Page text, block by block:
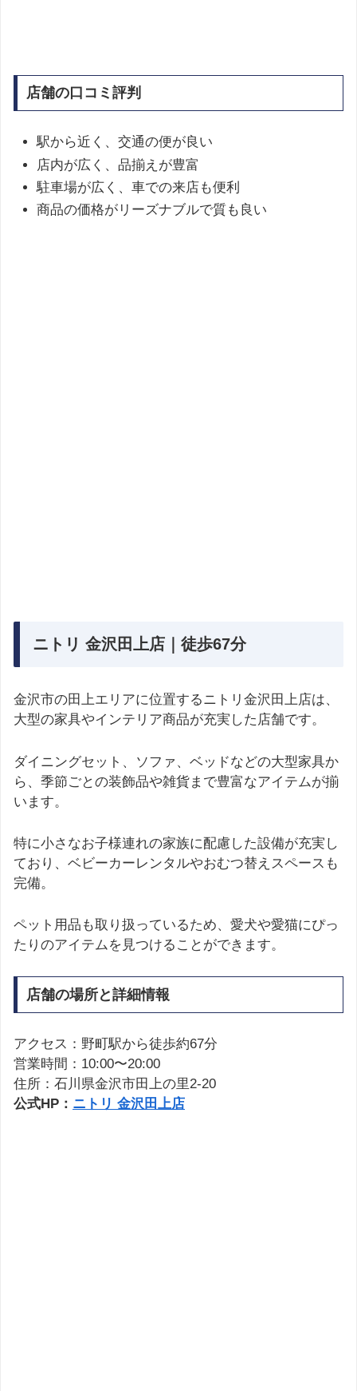
店舗の口コミ評判
駅から近く、交通の便が良い
店内が広く、品揃えが豊富
駐車場が広く、車での来店も便利
商品の価格がリーズナブルで質も良い
ニトリ 金沢田上店｜徒歩67分
金沢市の田上エリアに位置するニトリ金沢田上店は、
大型の家具やインテリア商品が充実した店舗です。
ダイニングセット、ソファ、ベッドなどの大型家具か
ら、季節ごとの装飾品や雑貨まで豊富なアイテムが揃
います。
特に小さなお子様連れの家族に配慮した設備が充実し
ており、ベビーカーレンタルやおむつ替えスペースも
完備。
ペット用品も取り扱っているため、愛犬や愛猫にぴっ
たりのアイテムを見つけることができます。
店舗の場所と詳細情報
アクセス：野町駅から徒歩約67分
営業時間：10:00〜20:00
住所：石川県金沢市田上の里2-20
公式HP： ニトリ 金沢田上店